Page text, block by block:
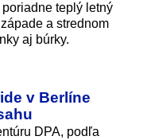
teplý letný
a strednom
aj búrky.
v Berlíne
DPA, podľa